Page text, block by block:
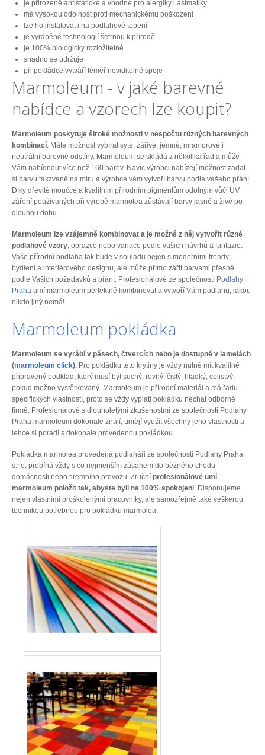
je přirozeně antistatické a vhodné pro alergiky i astmatiky
má vysokou odolnost proti mechanickému poškození
lze ho instalovat i na podlahové topení
je vyráběné technologií šetrnou k přírodě
je 100% biologicky rozložitelné
snadno se udržuje
při pokládce vytváří téměř neviditelné spoje
Marmoleum - v jaké barevné
nabídce a vzorech lze koupit?
Marmoleum poskytuje široké možnosti v nespočtu různých barevných
kombinací. Máte možnost vybírat syté, zářivé, jemné, mramorové i
neutrální barevné odstíny. Marmoleum se skládá z několika řad a může
Vám nabídnout více než 160 barev. Navíc výrobci nabízejí možnost zadat
si barvu takzvaně na míru a výrobce vám vytvoří barvu podle vašeho přání.
Díky dřevité moučce a kvalitním přírodním pigmentům odolným vůči UV
záření používaných při výrobě marmolea zůstávají barvy jasné a živé po
dlouhou dobu.
Marmoleum lze vzájemně kombinovat a je možné z něj vytvořit různé
podlahové vzory, obrazce nebo variace podle vašich návrhů a fantazie.
Vaše přírodní podlaha tak bude v souladu nejen s moderními trendy
bydlení a interiérového designu, ale může přímo zářit barvami přesně
podle Vašich požadavků a přání. Profesionálové ze společnosti Podlahy
Praha umí marmoleum perfektně kombinovat a vytvoří Vám podlahu, jakou
nikdo jiný nemá!
Marmoleum pokládka
Marmoleum se vyrábí v pásech, čtvercích nebo je dostupné v lamelách
(marmoleum click). Pro pokládku této krytiny je vždy nutné mít kvalitně
připravený podklad, který musí být suchý, rovný, čistý, hladký, celistvý,
pokud možno vystěrkovaný. Marmoleum je přírodní materiál a má řadu
specifických vlastností, proto se vždy vyplatí pokládku nechat odborné
firmě. Profesionálové s dlouholetými zkušenostmi ze společnosti Podlahy
Praha marmoleum dokonale znají, umějí využít všechny jeho vlastnosti a
lehce si poradí s dokonale provedenou pokládkou.
Pokládka marmolea provedená podlaháři ze společnosti Podlahy Praha
s.r.o. probíhá vždy s co nejmenším zásahem do běžného chodu
domácnosti nebo firemního provozu. Zruční profesionálové umí
marmoleum položit tak, abyste byli na 100% spokojeni. Disponujeme
nejen vlastními proškolenými pracovníky, ale samozřejmě také veškerou
technikou potřebnou pro pokládku marmolea.